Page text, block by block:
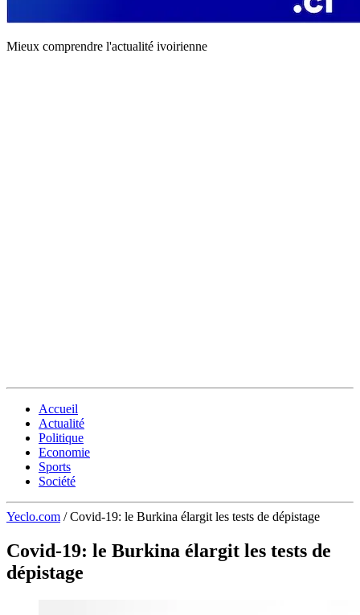
Mieux comprendre l'actualité ivoirienne
Accueil
Actualité
Politique
Economie
Sports
Société
Yeclo.com / Covid-19: le Burkina élargit les tests de dépistage
Covid-19: le Burkina élargit les tests de
dépistage